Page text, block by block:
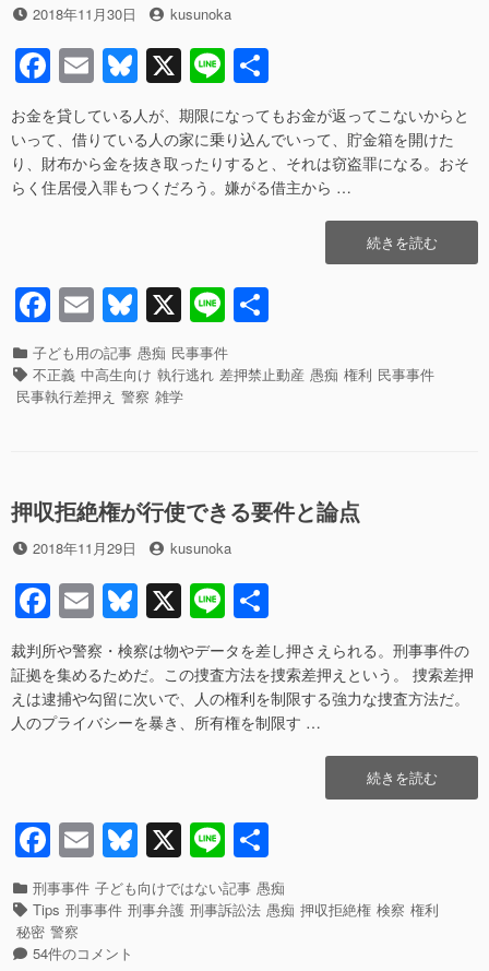
い
う
状
態
の
か？”の
心
が
汚
て
い
く」
と
は
う
状
な
の
か？
投
日
2018年11月30日
投
者
kusunoka
F
a
c
e
b
o
k
E
m
ail
Bl
u
e
sk
y
X Li
n
e
有
お金を貸している人が、期限になってもお金が返ってこないからと
いって、借りている人の家に乗り込んでいって、貯金箱を開けた
り、財布から金を抜き取ったりすると、それは窃盗罪になる。おそ
らく住居侵入罪もつくだろう。嫌がる借主から …
“差
押
や
さ ”の
続きを読む
F
a
c
e
o
k
E
m
ail
Bl
u
e
sk
X Li
n
e
カ
テ
ゴ
子ども用の記事 愚痴 民事事件
タ
グ
不正義 中高生向け 執行逃れ 差押禁止動産 愚痴 権利 民事事件
民事執行差押え 警察 雑学
押収拒絶権が行使できる要件と論点
投
日
2018年11月29日
投
者
kusunoka
F
a
c
e
b
o
k
E
m
ail
Bl
u
e
sk
y
X Li
n
e
有
裁判所や警察・検察は物やデータを差し押さえられる。刑事事件の
証拠を集めるためだ。この捜査方法を捜索差押えという。 捜索差押
えは逮捕や勾留に次いで、人の権利を制限する強力な捜査方法だ。
人のプライバシーを暴き、所有権を制限す …
“押
収
行
続きを読む
F
a
c
e
E
m
ail
Bl
u
e
X Li
n
e
有
カ
テ
ゴ
リ
刑事事件 子ども向けではない記事 愚痴
タ
グ
Tips 刑事事件 刑事弁護 刑事訴訟法 愚痴 押収拒絶権 検察 権利
秘密 警察
押
54件のコメント